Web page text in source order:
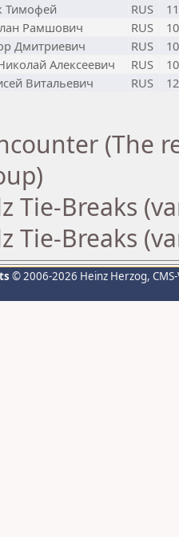
Тимофей RUS
Рамшович RUS
Дмитриевич RUS
Алексеевич RUS
Витальевич RUS
(The
Tie-Breaks
Tie-Breaks
© 2006-2026 Heinz Herzog,